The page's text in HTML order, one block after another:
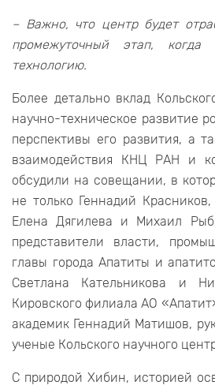
– Важно, что центр будет
промежуточный этап,
технологию.
Более детально вклад
научно-техническое развитие
перспективы его развития, а
взаимодействия КНЦ РАН и
обсудили на совещании, в
не только Геннадий
Елена Дягилева и Михаил
представители власти,
главы города Апатиты и
Светлана Кательникова и
Кировского филиала АО
академик Геннадий Матишов,
ученые Кольского научного
С природой Хибин, историей